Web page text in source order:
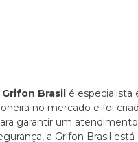
Grifon Brasil é especialista
no mercado e foi
garantir um
a Grifon Brasil